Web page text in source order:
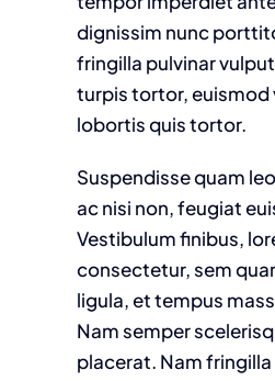
dignissim nunc
fringilla pulvinar
turpis tortor, euismod
lobortis quis tortor.
Suspendisse quam
ac nisi non, feugiat
Vestibulum finibus,
consectetur, sem
ligula, et tempus
Nam semper
placerat. Nam